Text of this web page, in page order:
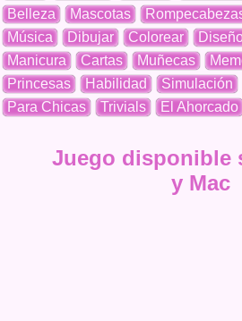
Belleza
Mascotas
Música
Dibujar Colorear
Manicura
Cartas Muñecas
Princesas
Habilidad Simulación
Para Chicas
Trivials El Ahorcado
Juego disponible
y Mac